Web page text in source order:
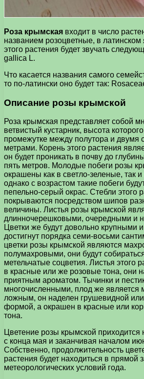
Роза крымская входит в число
названием розоцветные, в латинском
этого растения будет звучать
gallica L.
Что касается названия самого
то по-латински оно будет так:
Описание розы крымской
Роза крымская представляет собой
ветвистый кустарник, высота
промежутке между полутора и двумя
метрами. Корень этого растения
он будет проникать в почву до
пять метров. Молодые побеги розы
окрашены как в светло-зеленые, так
однако с возрастом такие побеги
пепельно-серый окрас. Стебли этого
покрываются посредством шипов
величины. Листья розы крымской
длинночерешковыми, очередными и
Цветки же будут довольно крупными
достигнут порядка семи-восьми
цветки розы крымской являются
полумахровыми, они будут
метельчатые соцветия. Листья этого
в красные или же розовые тона, они
приятным ароматом. Тычинки и
многочисленными, плод же
ложным, он наделен грушевидной
формой, а окрашен в красные или
тона.
Цветение розы крымской приходится
с конца мая и заканчивая началом
Собственно, продолжительность
растения будет находиться в прямой
метеорологических условий года.